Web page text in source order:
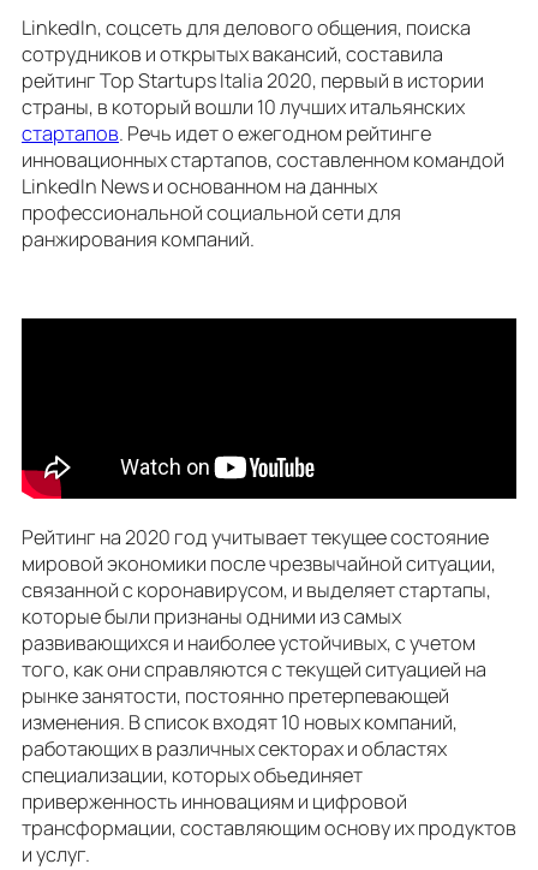
LinkedIn, соцсеть для делового общения, поиска
сотрудников и открытых вакансий, составила
рейтинг Top Startups Italia 2020, первый в истории
страны, в который вошли 10 лучших итальянских
стартапов. Речь идет о ежегодном рейтинге
инновационных стартапов, составленном командой
LinkedIn News и основанном на данных
профессиональной социальной сети для
ранжирования компаний.
Рейтинг на 2020 год учитывает текущее состояние
мировой экономики после чрезвычайной ситуации,
связанной с коронавирусом, и выделяет стартапы,
которые были признаны одними из самых
развивающихся и наиболее устойчивых, с учетом
того, как они справляются с текущей ситуацией на
рынке занятости, постоянно претерпевающей
изменения. В список входят 10 новых компаний,
работающих в различных секторах и областях
специализации, которых объединяет
приверженность инновациям и цифровой
трансформации, составляющим основу их продуктов
и услуг.